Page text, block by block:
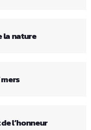
la nature
l’honneur